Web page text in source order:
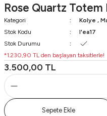
Rose Quartz Totem
Kategori Kolye ,
Stok Kodu
l'ea17
Stok Durumu
*1.230,90 TL den başlayan taksitlerle!
3.500,00 TL
Sepete Ekle